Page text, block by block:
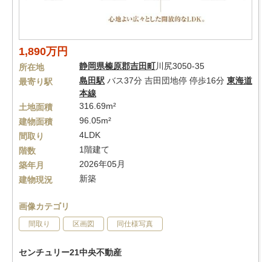
1,890万円
所在地 静岡県榛原郡吉田町川尻3050-35
最寄り駅
島田駅 バス37分 吉田団地停 停歩16分 東海道
本線
土地面積
316.69m²
建物面積
96.05m²
間取り
4LDK
階数
1階建て
築年月
2026年05月
建物現況
新築
画像カテゴリ
間取り 区画図 同仕様写真
センチュリー21中央不動産